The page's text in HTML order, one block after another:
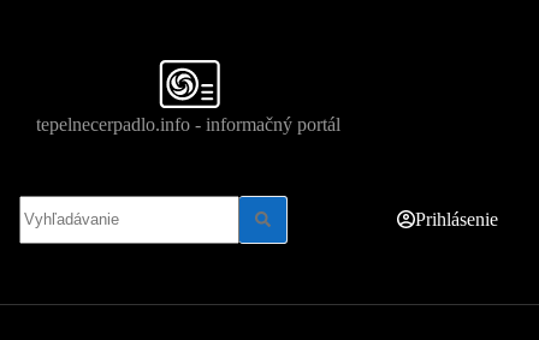
tepelnecerpadlo.info - informačný portál
results
Prihlásenie